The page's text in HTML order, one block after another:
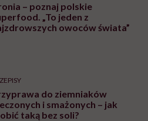
– poznaj polskie
„To jeden z
owoców świata”
do ziemniaków
i smażonych – jak
taką bez soli?